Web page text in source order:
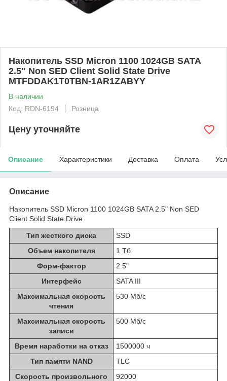
Накопитель SSD Micron 1100 1024GB SATA
2.5" Non SED Client Solid State Drive
MTFDDAK1T0TBN-1AR1ZABYY
В наличии
Код: RDN-6194
Розница
Цену уточняйте
Описание Характеристики Доставка Оплата
Описание
Накопитель SSD Micron 1100 1024GB SATA 2.5" Non SED
Client Solid State Drive
Тип жесткого диска
SSD
Объем накопителя
1 Тб
Форм-фактор
2.5"
Интерфейс
SATA III
Максимальная скорость
чтения
530 Мб/с
Максимальная скорость
записи
500 Мб/с
Время наработки на отказ
1500000 ч
Тип памяти NAND
TLC
Скорость произвольного
92000